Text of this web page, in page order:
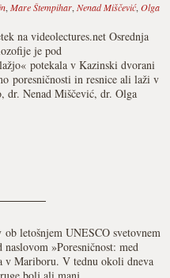
, Mare Štempihar, Nenad Miščević, Olga
na videolectures.net Osrednja
je pod
potekala v Kazinski dvorani
poresničnosti in resnice ali laži v
Nenad Miščević, dr. Olga
letošnjem UNESCO svetovnem
»Poresničnost: med
v Mariboru. V tednu okoli dneva